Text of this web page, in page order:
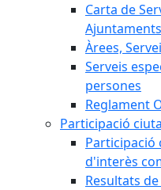
Carta de
Àrees,
Serveis
persones
Reglament
Participació
Participació
d'interès
Resultats